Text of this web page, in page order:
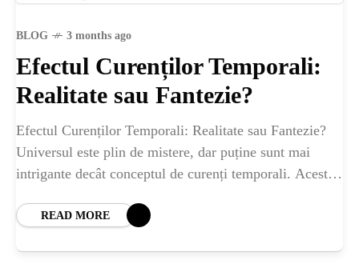
BLOG 3 months ago
Efectul Curenților Temporali:
Realitate sau Fantezie?
Efectul Curenților Temporali: Realitate sau Fantezie?
Universul este plin de mistere, dar puține sunt mai
intrigante decât conceptul de curenți temporali. Aceste
intense în
READ MORE